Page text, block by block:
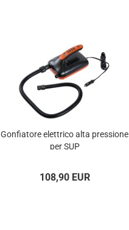
Gon­fia­to­re elett­ri­co alta pres­sio­ne
per SUP
108,90 EUR